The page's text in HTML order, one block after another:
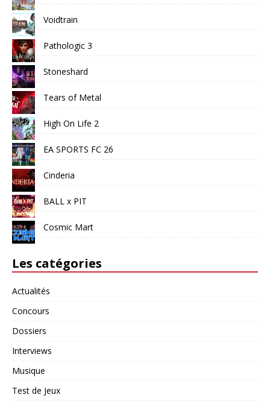
Voidtrain
Pathologic 3
Stoneshard
Tears of Metal
High On Life 2
EA SPORTS FC 26
Cinderia
BALL x PIT
Cosmic Mart
Les catégories
Actualités
Concours
Dossiers
Interviews
Musique
Test de Jeux